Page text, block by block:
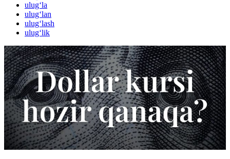
ulug‘la
ulug‘lan
ulug‘lash
ulug‘lik